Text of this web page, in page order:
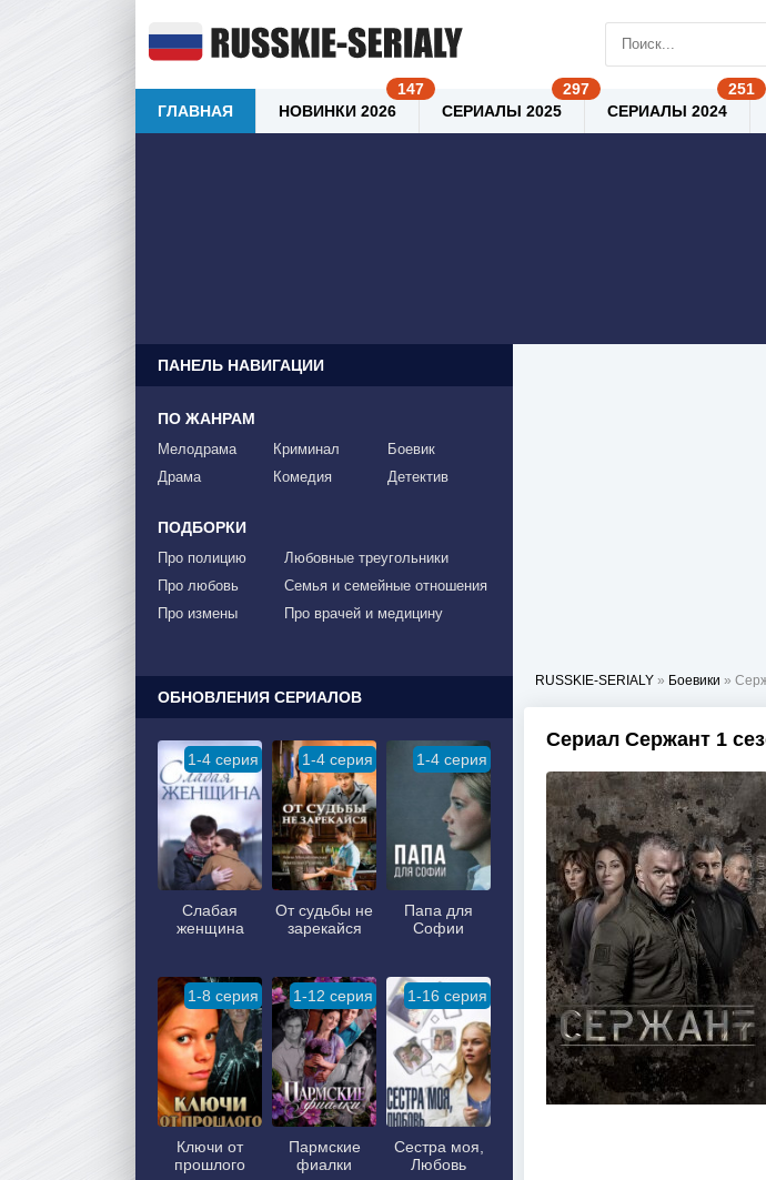
RUSSKIE-SERIALY » Боевики »
Сериал Сержант 1
ПАНЕЛЬ НАВИГАЦИИ
ПО ЖАНРАМ
Мелодрама
Драма
Криминал
Комедия
Боевик
Детектив
ПОДБОРКИ
Про полицию
Про любовь
Про измены
Любовные треугольники
Семья и семейные отношения
Про врачей и медицину
ОБНОВЛЕНИЯ СЕРИАЛОВ
1-4 серия
Слабая
женщина
1-4 серия
От судьбы не
зарекайся
1-4 серия
Папа для
Софии
1-8 серия
Ключи от
прошлого
1-12 серия
Пармские
фиалки
1-16 серия
Сестра моя,
Любовь
ГЛАВНАЯ НОВИНКИ 2026 СЕРИАЛЫ 2025 СЕРИАЛЫ 2024